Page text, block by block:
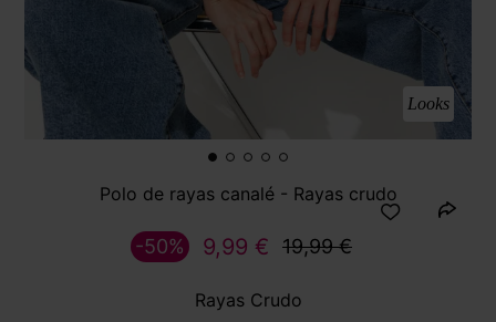
Looks
Polo de rayas canalé - Rayas crudo
9,99 € 19,99 €
-50%
Rayas Crudo